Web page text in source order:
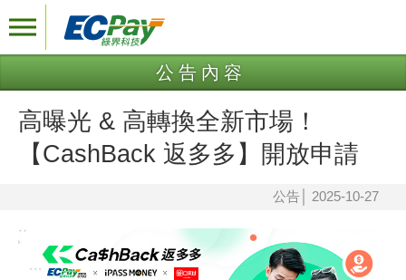
公告內容
高曝光 & 高轉換全新市場！
【CashBack 返多多】開放申請
公告 2025-10-27